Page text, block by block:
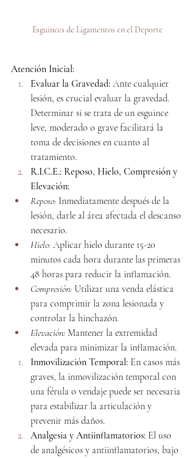
Esguinces de Ligamentos en el Deporte
Atención Inicial:
Evaluar la Gravedad: Ante cualquier
lesión, es crucial evaluar la gravedad.
Determinar si se trata de un esguince
leve, moderado o grave facilitará la
toma de decisiones en cuanto al
tratamiento.
R.I.C.E.: Reposo, Hielo, Compresión y
Elevación:
Reposo: Inmediatamente después de la
lesión, darle al área afectada el descanso
necesario.
Hielo: Aplicar hielo durante 15-20
minutos cada hora durante las primeras
48 horas para reducir la inflamación.
Compresión: Utilizar una venda elástica
para comprimir la zona lesionada y
controlar la hinchazón.
Elevación: Mantener la extremidad
elevada para minimizar la inflamación.
Inmovilización Temporal: En casos más
graves, la inmovilización temporal con
una férula o vendaje puede ser necesaria
para estabilizar la articulación y
prevenir más daños.
Analgesia y Antiinflamatorios: El uso
de analgésicos y antiinflamatorios, bajo